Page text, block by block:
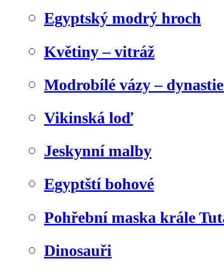
Egyptský modrý hroch
Květiny – vitráž
Modrobílé vázy –
Vikinská loď
Jeskynní malby
Egyptští bohové
Pohřební maska krále
Dinosauři